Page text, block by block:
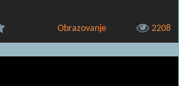
Obrazovanje 2208